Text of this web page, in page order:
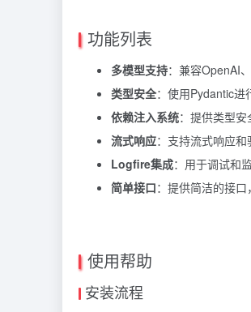
功能列表
多模型支持：兼容OpenAI
类型安全：使用Pydantic进
依赖注入系统：提供类型安
流式响应：支持流式响应和
Logfire集成：用于调试和
简单接口：提供简洁的接口
使用帮助
安装流程